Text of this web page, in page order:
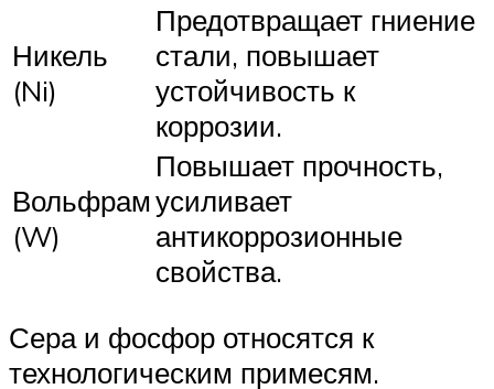
Никель
(Ni)
Предотвращает гниение
стали, повышает
устойчивость к
коррозии.
Вольфрам
(W)
Повышает прочность,
усиливает
антикоррозионные
свойства.
Сера и фосфор относятся к
технологическим примесям.